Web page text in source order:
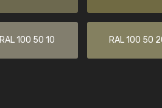
RAL 100 50 10 RAL 100 50